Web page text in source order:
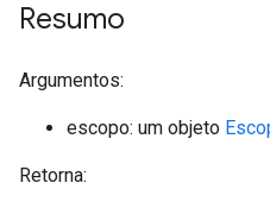
Resumo
Argumentos:
escopo: um objeto
Retorna: